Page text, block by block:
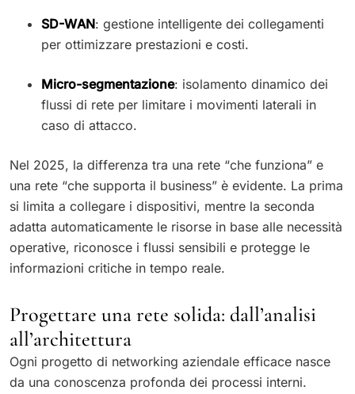
SD-WAN: gestione intelligente dei collegamenti
per ottimizzare prestazioni e costi.
Micro-segmentazione: isolamento dinamico dei
flussi di rete per limitare i movimenti laterali in
caso di attacco.
Nel 2025, la differenza tra una rete “che funziona” e
una rete “che supporta il business” è evidente. La prima
si limita a collegare i dispositivi, mentre la seconda
adatta automaticamente le risorse in base alle necessità
operative, riconosce i flussi sensibili e protegge le
informazioni critiche in tempo reale.
Progettare una rete solida: dall’analisi
all’architettura
Ogni progetto di networking aziendale efficace nasce
da una conoscenza profonda dei processi interni.